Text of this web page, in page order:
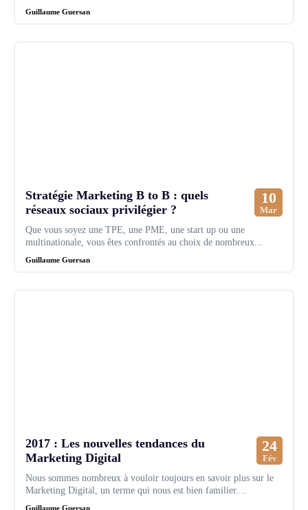
Guillaume Guersan
Stratégie Marketing B to B : quels
réseaux sociaux privilégier ?
10
Mar
Que vous soyez une TPE, une PME, une start up ou une
multinationale, vous êtes confrontés au choix de nombreux...
Guillaume Guersan
2017 : Les nouvelles tendances du
Marketing Digital
24
Fév
Nous sommes nombreux à vouloir toujours en savoir plus sur le
Marketing Digital, un terme qui nous est bien familier....
Guillaume Guersan